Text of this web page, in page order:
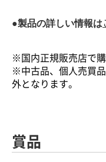
●製品の詳しい情報は
※国内正規販売店で購
※中古品、個人売買
外となります。
賞品